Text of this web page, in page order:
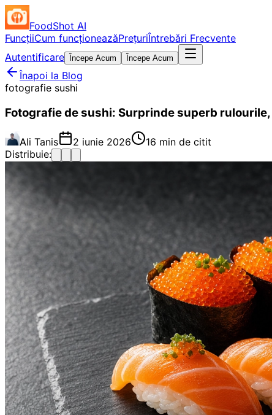
FoodShot AI
FuncțiiCum funcționeazăPrețuriÎntrebări Frecvente
Autentificare
Începe Acum Începe Acum
Înapoi la Blog
fotografie sushi
Fotografie de sushi: Surprinde superb
Ali Tanis 2 iunie 2026
16 min de citit
Distribuie: